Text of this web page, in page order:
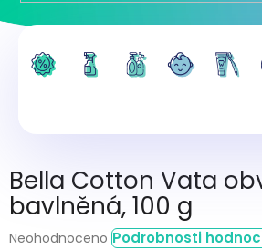
Bella Cotton Vata
bavlněná, 100 g
Průměrné
Neohodnoceno Podrobnosti